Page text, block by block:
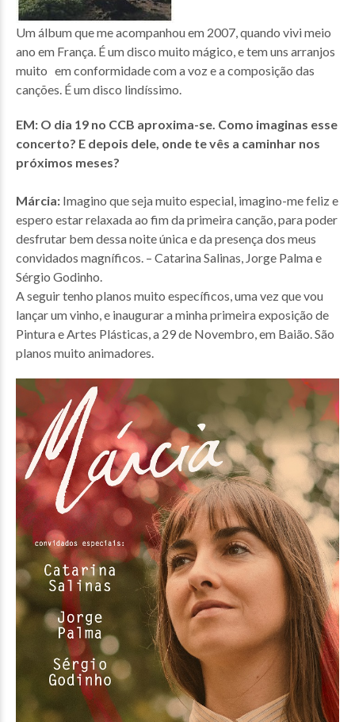
Um álbum que me acompanhou em 2007, quando vivi meio
ano em França. É um disco muito mágico, e tem uns arranjos
muito em conformidade com a voz e a composição das
canções. É um disco lindíssimo.
EM: O dia 19 no CCB aproxima-se. Como imaginas esse
concerto? E depois dele, onde te vês a caminhar nos
próximos meses?
Márcia: Imagino que seja muito especial, imagino-me feliz e
espero estar relaxada ao fim da primeira canção, para poder
desfrutar bem dessa noite única e da presença dos meus
convidados magníficos. – Catarina Salinas, Jorge Palma e
Sérgio Godinho.
A seguir tenho planos muito específicos, uma vez que vou
lançar um vinho, e inaugurar a minha primeira exposição de
Pintura e Artes Plásticas, a 29 de Novembro, em Baião. São
planos muito animadores.